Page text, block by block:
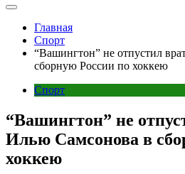
Главная
Спорт
“Вашингтон” не отпустил
сборную России по хоккею
Спорт
“Вашингтон” не
Илью Самсонова в
хоккею